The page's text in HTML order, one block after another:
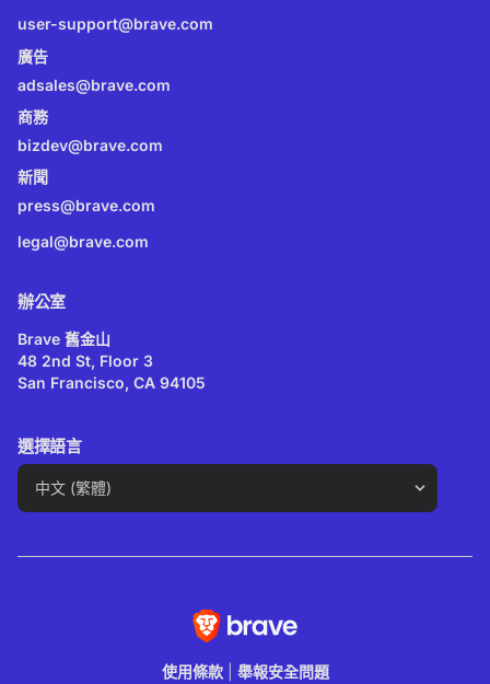
user-support@brave.com
廣告
adsales@brave.com
商務
bizdev@brave.com
新聞
press@brave.com
legal@brave.com
辦公室
Brave 舊金山
48 2nd St, Floor 3
San Francisco, CA 94105
選擇語言
使用條款| 舉報安全問題